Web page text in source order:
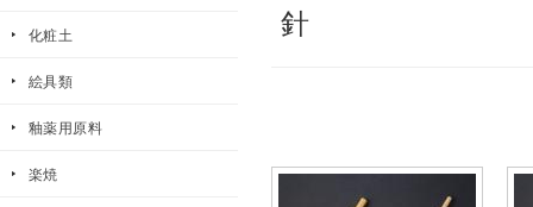
化粧土
絵具類
釉薬用原料
楽焼
針